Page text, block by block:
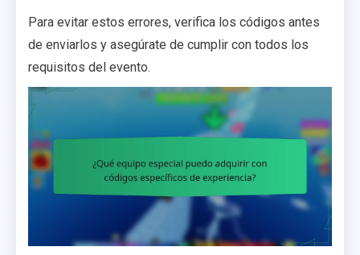
Para evitar estos errores, verifica los códigos antes
de enviarlos y asegúrate de cumplir con todos los
requisitos del evento.